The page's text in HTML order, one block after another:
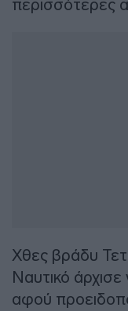
περισσότερες
Χθες βράδυ
Ναυτικό άρχισε
αφού